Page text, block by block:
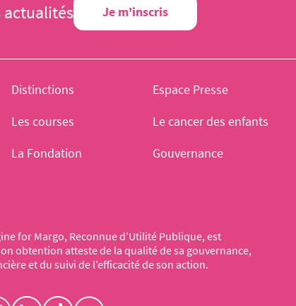
actualités Je m'inscris
for Margo, Reconnue d’Utilité Publique, est
obtention atteste de la qualité de sa gouvernance,
et du suivi de l’efficacité de son action.
Distinctions
Espace Presse
Les courses
Le cancer des enfants
La Fondation
Gouvernance